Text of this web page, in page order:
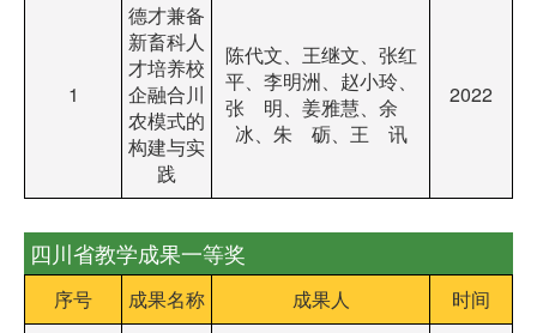
1
德才兼备
新畜科人
才培养校
企融合川
农模式的
构建与实
践
陈代文、王继文、张红
平、李明洲、赵小玲、
张 明、姜雅慧、余
冰、朱 砺、王 讯
2022
四川省教学成果一等奖
序号 成果名称 成果人 时间